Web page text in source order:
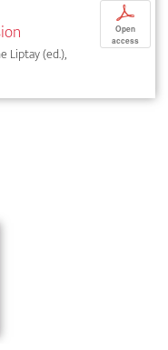
Liptay (ed.),
p
Open
access